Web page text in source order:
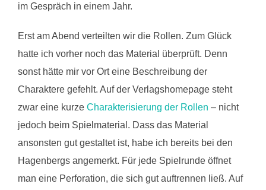
im Gespräch in einem Jahr.
Erst am Abend verteilten wir die Rollen. Zum Glück
hatte ich vorher noch das Material überprüft. Denn
sonst hätte mir vor Ort eine Beschreibung der
Charaktere gefehlt. Auf der Verlagshomepage steht
zwar eine kurze Charakterisierung der Rollen – nicht
jedoch beim Spielmaterial. Dass das Material
ansonsten gut gestaltet ist, habe ich bereits bei den
Hagenbergs angemerkt. Für jede Spielrunde öffnet
man eine Perforation, die sich gut auftrennen ließ. Auf